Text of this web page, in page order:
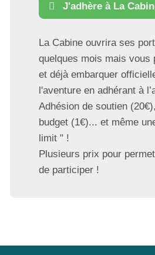
J'adhère à La
La Cabine ouvrira ses
quelques mois mais vous
et déjà embarquer
l'aventure en adhérant à
Adhésion de soutien
budget (1€)... et même
limit " !
Plusieurs prix pour
de participer !